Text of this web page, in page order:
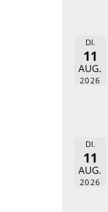
DI.
11
AUG.
2026
DI.
11
AUG.
2026